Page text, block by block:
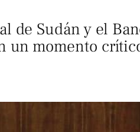
de Sudán y el
un momento